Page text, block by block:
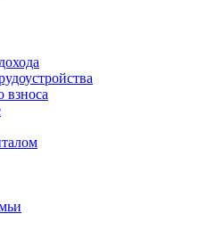
взноса